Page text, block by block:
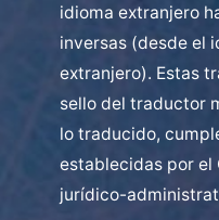
idioma extranjero
inversas (desde el
extranjero). Estas
sello del traductor
lo traducido,
establecidas por el
jurídico-